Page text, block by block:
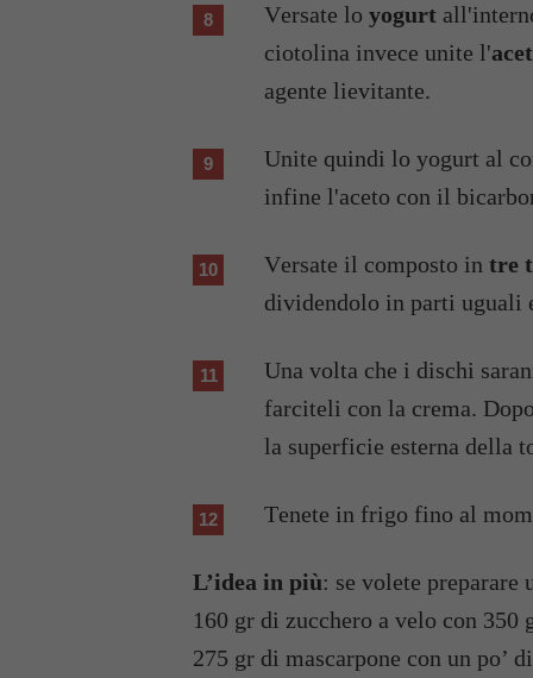
Versate lo yogurt
ciotolina invece unite l'
agente lievitante.
Unite quindi lo yogurt al
infine l'aceto con il
Versate il composto in tre
dividendolo in parti uguali
Una volta che i dischi saranno pronti lasciateli raffreddare e successivamente
farciteli con la crema.
la superficie esterna della
Tenete in frigo fino al
L’idea in più: se volete
160 gr di zucchero a velo con
275 gr di mascarpone con un po’